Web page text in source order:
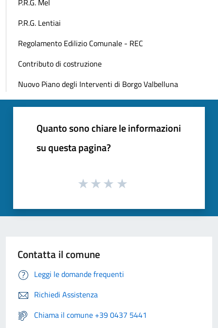
P.R.G. Lentiai
Regolamento Edilizio Comunale - REC
Contributo di costruzione
Nuovo Piano degli Interventi di Borgo Valbelluna
Quanto sono chiare le informazioni
su questa pagina?
Contatta il comune
Leggi le domande frequenti
Richiedi Assistenza
Chiama il comune +39 0437 5441